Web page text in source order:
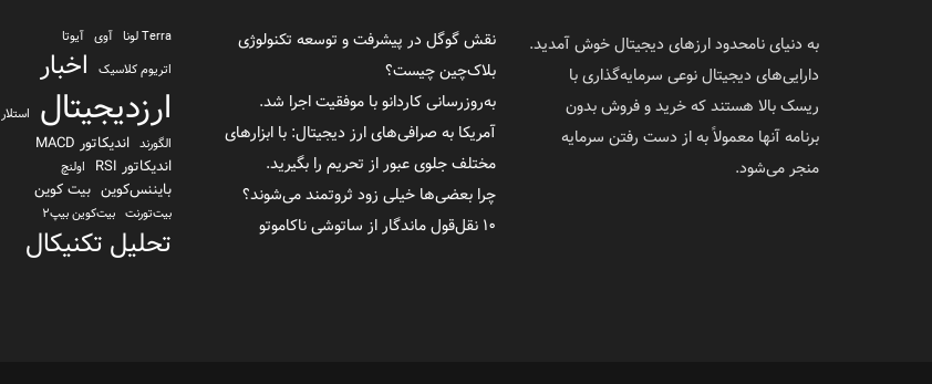
به دنیای نامحدود ارزهای دیجیتال خوش آمدید.
دارایی‌های دیجیتال نوعی سرمایه‌گذاری با
ریسک بالا هستند که خرید و فروش بدون
برنامه آنها معمولاً به از دست رفتن سرمایه
منجر می‌شود.
نقش گوگل در پیشرفت و توسعه تکنولوژی
بلاک‌چین چیست؟
به‌روزرسانی کاردانو با موفقیت اجرا شد.
آمریکا به صرافی‌های ارز دیجیتال: با ابزارهای
مختلف جلوی عبور از تحریم را بگیرید.
چرا بعضی‌ها خیلی زود ثروتمند می‌شوند؟
۱۰ نقل‌قول ماندگار از ساتوشی ناکاموتو
Terra لونا آوی آیوتا
اتریوم کلاسیک
اخبار
ارزدیجیتال
استلار
الگورند اندیکاتور MACD
اندیکاتور RSI
اولنچ
بایننس‌کوین بیت کوین
بیت‌تورنت بیت‌کوین بیپ2
تحلیل تکنیکال